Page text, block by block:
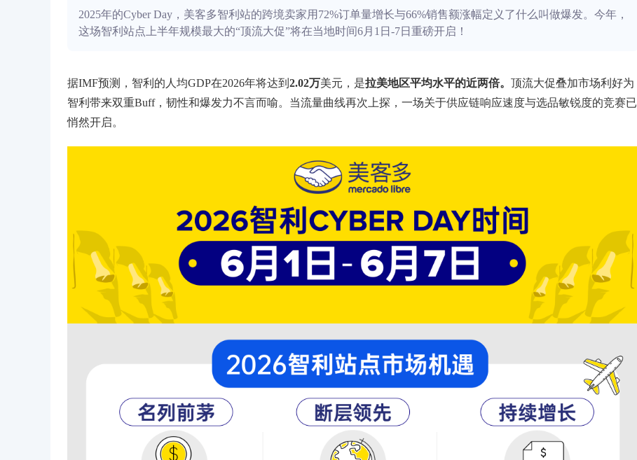
2025年的Cyber Day，美客多智利站的跨境卖家用72%订单量增长与66%销售额涨幅定义了什么叫做爆发。今年，
这场智利站点上半年规模最大的“顶流大促”将在当地时间6月1日-7日重磅开启！
据IMF预测，智利的人均GDP在2026年将达到 2.02万美元，是拉美地区平均水平的近两倍。 顶流大促叠加市场利好为
智利带来双重Buff，韧性和爆发力不言而喻。当流量曲线再次上探，一场关于供应链响应速度与选品敏锐度的竞赛已
悄然开启。